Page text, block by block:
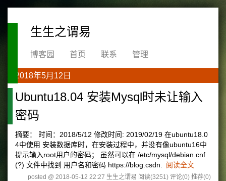
生生之谓易
博客园 首页 联系 管理
2018年5月12日
Ubuntu18.04 安装Mysql时未让输入
密码
摘要： 时间：2018/5/12 修改时间: 2019/02/19 在ubuntu18.0
4中使用 安装数据库时，在安装过程中，并没有像ubuntu16中
提示输入root用户的密码； 虽然可以在 /etc/mysql/debian.cnf
(?) 文件中找到 用户名和密码 https://blog.csdn.
阅读全文
posted @ 2018-05-12 22:27 生生之谓易 阅读(3251) 评论(0) 推荐(0)